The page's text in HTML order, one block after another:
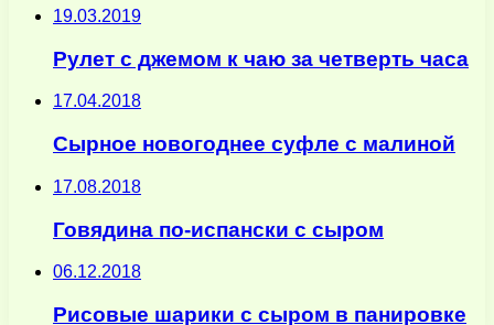
19.03.2019
Рулет с джемом к чаю за четверть часа
17.04.2018
Сырное новогоднее суфле с малиной
17.08.2018
Говядина по-испански с сыром
06.12.2018
Рисовые шарики с сыром в панировке